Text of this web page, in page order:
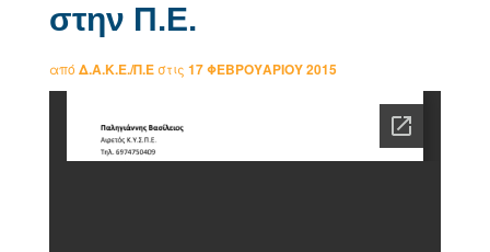
στην Π.Ε.
από Δ.Α.Κ.Ε./Π.Εστις 17 ΦΕΒΡΟΥΑΡΊΟΥ 2015